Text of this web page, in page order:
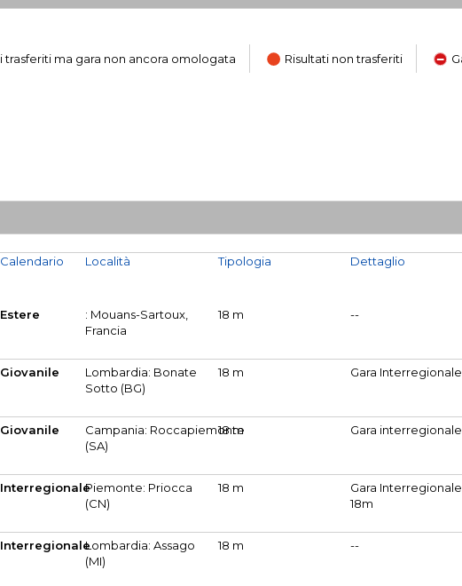
trasferiti ma gara non ancora omologata Risultati non trasferiti
Calendario
Estere
Località
: Mouans-Sartoux,
Francia
Tipologia
18 m
Dettaglio
--
Giovanile
Lombardia: Bonate
Sotto (BG)
18 m Gara Interregionale
Giovanile
Campania: Roccapiemonte
(SA)
18 m Gara interregionale
InterregionalePiemonte: Priocca
(CN)
18 m
Gara Interregionale
18m
InterregionaleLombardia: Assago
(MI)
18 m --